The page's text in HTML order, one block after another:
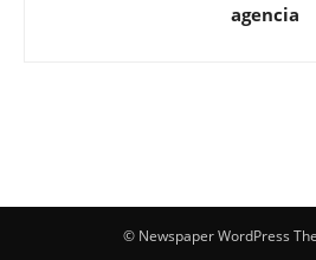
agencia
© Newspaper WordPress